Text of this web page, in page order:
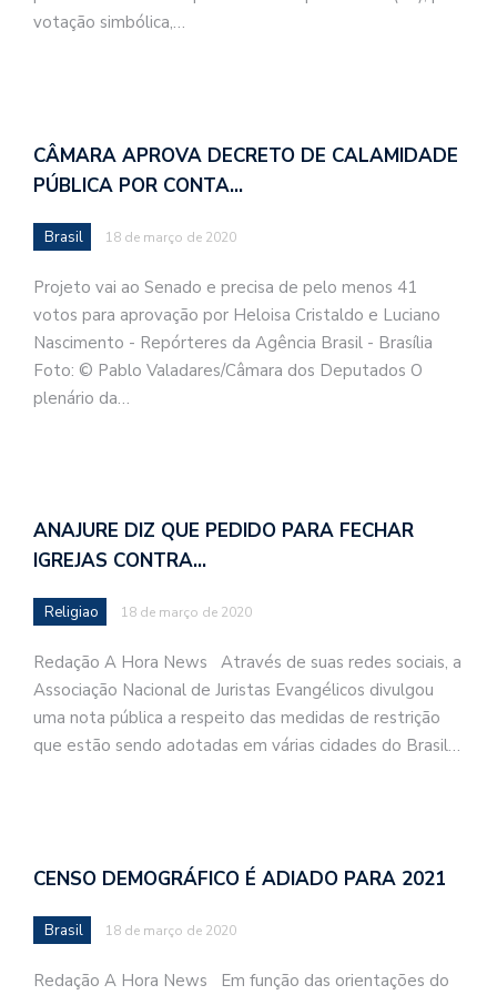
votação simbólica,…
CÂMARA APROVA DECRETO DE CALAMIDADE
PÚBLICA POR CONTA…
Brasil 18 de março de 2020
Projeto vai ao Senado e precisa de pelo menos 41
votos para aprovação por Heloisa Cristaldo e Luciano
Nascimento - Repórteres da Agência Brasil - Brasília
Foto: © Pablo Valadares/Câmara dos Deputados O
plenário da…
ANAJURE DIZ QUE PEDIDO PARA FECHAR
IGREJAS CONTRA…
Religiao 18 de março de 2020
Redação A Hora News Através de suas redes sociais, a
Associação Nacional de Juristas Evangélicos divulgou
uma nota pública a respeito das medidas de restrição
que estão sendo adotadas em várias cidades do Brasil…
CENSO DEMOGRÁFICO É ADIADO PARA 2021
Brasil 18 de março de 2020
Redação A Hora News Em função das orientações do